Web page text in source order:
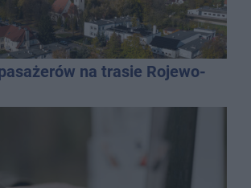
na trasie Rojewo-